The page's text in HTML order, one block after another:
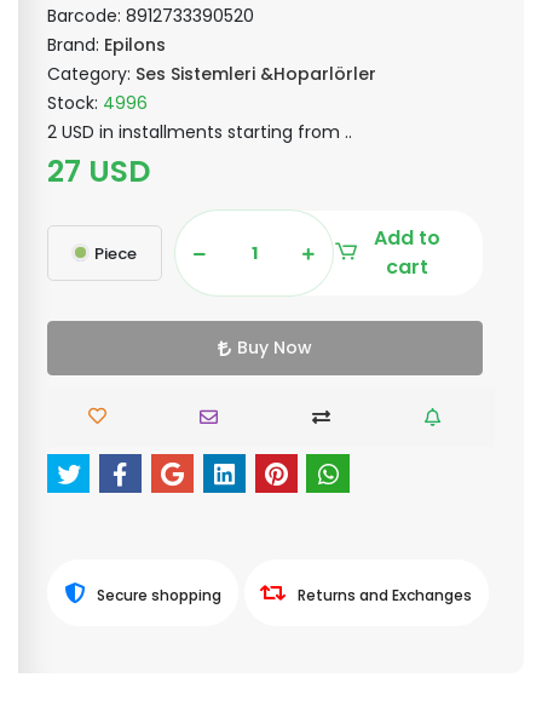
Barcode: 8912733390520
Brand: Epilons
Category: Ses Sistemleri &Hoparlörler
Stock: 4996
2 USD in installments starting from ..
27 USD
Piece
Add to
cart
Buy Now
Secure shopping Returns and Exchanges